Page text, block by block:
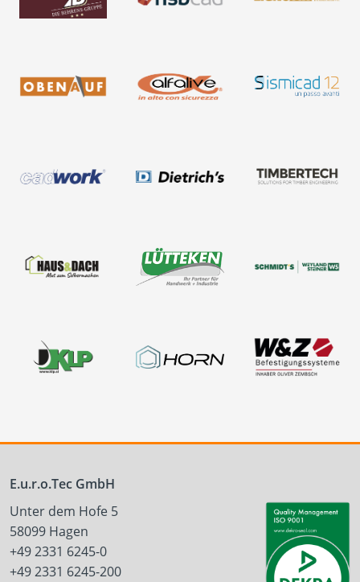
E.u.r.o.Tec GmbH
Unter dem Hofe 5
58099 Hagen
+49 2331 6245-0
+49 2331 6245-200